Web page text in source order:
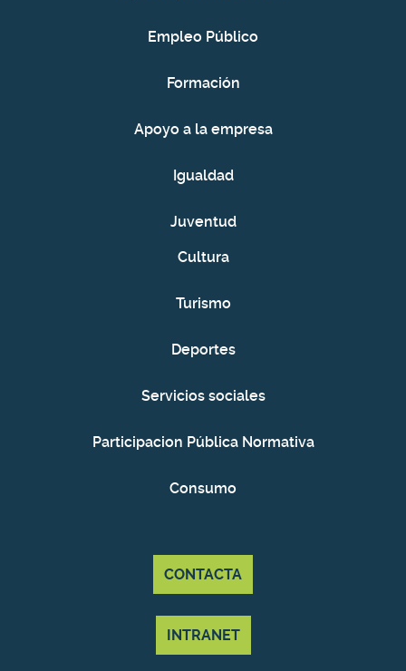
Empleo Público
Formación
Apoyo a la empresa
Igualdad
Juventud
Cultura
Turismo
Deportes
Servicios sociales
Participacion Pública Normativa
Consumo
CONTACTA
INTRANET